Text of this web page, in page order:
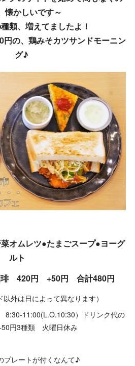
懐かしいです～
類、増えてましたよ！
円の、鶏みそカツサンドモーニン
グ♪
オムレツ●たまごスープ●ヨーグ
ルト
420円 +50円 合計480円
以外は日によって異なります）
11:00(L.O.10:30）ドリンク代の
円3種類 火曜日休み
プレートが付くなんて♪